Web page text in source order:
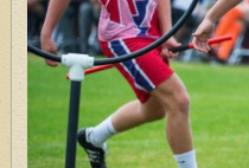
BIOPICS DE HARRY POTTER
LES ANIMAUX FANTASTIQUES
J. K. ROWLING
ARTISANAT MOLDU